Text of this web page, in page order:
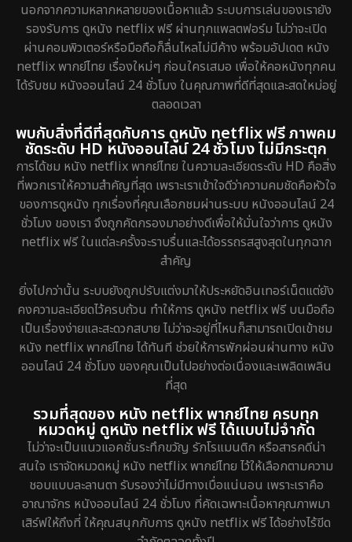
นอกจากความหลากหลายของเนื้อหาแล้ว ระบบการเล่นของเรายัง
รองรับการ ดูหนัง netflix ฟรี ผ่านทุกแพลตฟอร์ม ไม่ว่าจะเปิด
ผ่านคอมพิวเตอร์หรือมือถือก็ลื่นไหลไม่มีค้าง พร้อมอัปเดต หนัง
netflix พากย์ไทย เรื่องใหม่ๆ ก่อนใครเสมอ เพื่อให้คอหนังทุกคน
ได้รับชม หนังออนไลน์ 24 ชั่วโมง ในคุณภาพที่ดีที่สุดและสดใหม่อยู่
ตลอดเวลา
พบกับสิ่งที่ดีที่สุดกับการ ดูหนัง netflix ฟรี ภาพคม
ชัดระดับ HD หนังออนไลน์ 24 ชั่วโมง ไม่มีกระตุก
การได้ชม หนัง netflix พากย์ไทย ในความละเอียดระดับ HD คือสิ่ง
ที่พวกเราให้ความสำคัญที่สุด เพราะเราเข้าใจดีว่าความคมชัดคือหัวใจ
ของการดูหนัง ทุกเรื่องที่คุณเลือกชมผ่านระบบ หนังออนไลน์ 24
ชั่วโมง ของเรา จึงถูกคัดกรองมาอย่างดีเพื่อให้มั่นใจว่าการ ดูหนัง
netflix ฟรี ในแต่ละครั้งจะราบรื่นและได้อรรถรสสูงสุดในทุกฉาก
สำคัญ
ยิ่งไปกว่านั้น ระบบยังถูกปรับแต่งมาให้ประหยัดอินเทอร์เน็ตแต่ยัง
คงความละเอียดไว้ครบถ้วน ทำให้การ ดูหนัง netflix ฟรี บนมือถือ
เป็นเรื่องง่ายและสะดวกสบาย ไม่ว่าจะอยู่ที่ไหนก็สามารถเปิดเข้าชม
หนัง netflix พากย์ไทย ได้ทันที ช่วยให้การพักผ่อนผ่านทาง หนัง
ออนไลน์ 24 ชั่วโมง ของคุณเป็นไปอย่างต่อเนื่องและเพลิดเพลิน
ที่สุด
รวมที่สุดของ หนัง netflix พากย์ไทย ครบทุก
หมวดหมู่ ดูหนัง netflix ฟรี ได้แบบไม่จำกัด
ไม่ว่าจะเป็นแนวแอคชั่นระทึกขวัญ รักโรแมนติก หรือสารคดีน่า
สนใจ เราจัดหมวดหมู่ หนัง netflix พากย์ไทย ไว้ให้เลือกตามความ
ชอบแบบละลานตา รับรองว่าไม่มีทางเบื่อแน่นอน เพราะเราคือ
อาณาจักร หนังออนไลน์ 24 ชั่วโมง ที่คัดเฉพาะเนื้อหาคุณภาพมา
เสิร์ฟให้ถึงที่ ให้คุณสนุกกับการ ดูหนัง netflix ฟรี ได้อย่างไร้ขีด